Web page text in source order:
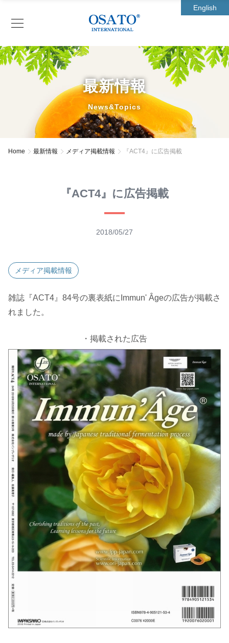
English
最新情報
News&Topics
Home 最新情報 メディア掲載情報 『ACT4』に広告掲載
『ACT4』に広告掲載
2018/05/27
メディア掲載情報
雑誌『ACT4』84号の裏表紙にImmun' Âgeの広告が掲載さ
れました。
・掲載された広告